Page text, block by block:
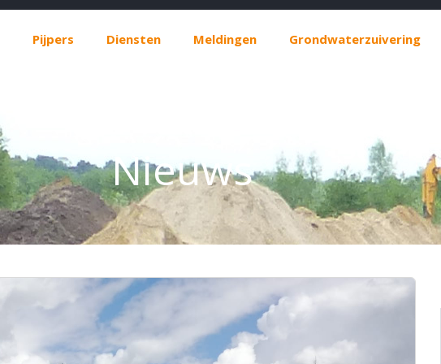
Pijpers Diensten Meldingen Grondwaterzuivering
Nieuws